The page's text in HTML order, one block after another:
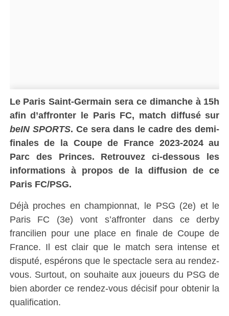
Le Paris Saint-Germain sera ce dimanche à 15h
afin d’affronter le Paris FC, match diffusé sur
beIN SPORTS. Ce sera dans le cadredes demi-
finales de la Coupe de France 2023-2024au
Parc des Princes. Retrouvez ci-dessous les
informations à propos de la diffusion de ce
Paris FC/PSG.
Déjà proches en championnat, le PSG (2e) et le
Paris FC (3e) vont s’affronter dans ce derby
francilien pour une place en finale de Coupe de
France. Il est clair que le match sera intense et
disputé, espérons que le spectacle sera au rendez-
vous. Surtout, on souhaite aux joueurs du PSG de
bien aborder ce rendez-vous décisif pour obtenir la
qualification.